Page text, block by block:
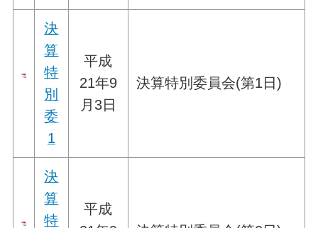
決
算
特
別
委
1
平成
21年9
月3日
決算特別委員会(第1日)
決
算
特
平成